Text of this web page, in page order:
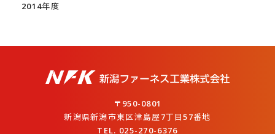
2014年度
〒950-0801
新潟県新潟市東区津島屋7丁目57番地
TEL. 025-270-6376